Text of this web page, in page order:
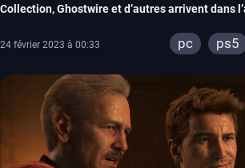
Collection, Ghostwire et d’autres arrivent dans
24 février 2023 à 00:33 pc ps5